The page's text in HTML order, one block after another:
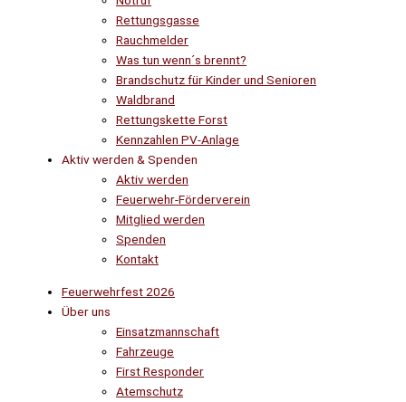
Rettungsgasse
Rauchmelder
Was tun wenn´s brennt?
Brandschutz für Kinder und Senioren
Waldbrand
Rettungskette Forst
Kennzahlen PV-Anlage
Aktiv werden & Spenden
Aktiv werden
Feuerwehr-Förderverein
Mitglied werden
Spenden
Kontakt
Feuerwehrfest 2026
Über uns
Einsatzmannschaft
Fahrzeuge
First Responder
Atemschutz